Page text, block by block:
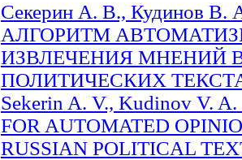
Секерин А. В., Кудинов
АЛГОРИТМ
ИЗВЛЕЧЕНИЯ МНЕНИЙ
ПОЛИТИЧЕСКИХ
Sekerin A. V., Kudinov V.
FOR AUTOMATED
RUSSIAN POLITICAL